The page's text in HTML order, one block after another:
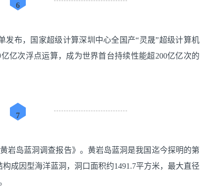
6
发布，国家超级计算深圳中心全国产“灵晟”超级计算机
亿次浮点运算，成为世界首台持续性能超200亿亿次的
7
岩岛蓝洞调查报告》。黄岩岛蓝洞是我国迄今探明的第
成因型海洋蓝洞，洞口面积约1491.7平方米，最大直径